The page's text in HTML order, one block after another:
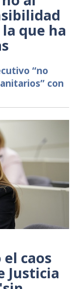
que ha
“no
con
el caos
Justicia